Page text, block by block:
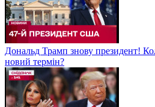
Дональд Трамп знову президент!
новий термін?